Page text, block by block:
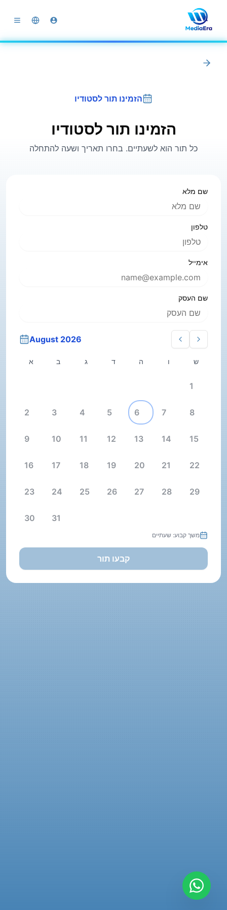
הזמינו תור לסטודיו
הזמינו תור לסטודיו
כל תור הוא לשעתיים. בחרו תאריך ושעה להתחלה
שם מלא
טלפון
אימייל
שם העסק
August 2026
א ב ג ד ה ו ש
1
2 3 4 5 6 7 8
9 10 11 12 13 14 15
16 17 18 19 20 21 22
23 24 25 26 27 28 29
30 31
משך קבוע: שעתיים
קבעו תור